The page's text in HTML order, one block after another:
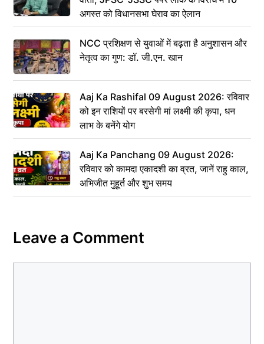
अगस्त को विधानसभा घेराव का ऐलान
NCC प्रशिक्षण से युवाओं में बढ़ता है अनुशासन और
नेतृत्व का गुण: डॉ. जी.एन. खान
Aaj Ka Rashifal 09 August 2026: रविवार
को इन राशियों पर बरसेगी मां लक्ष्मी की कृपा, धन
लाभ के बनेंगे योग
Aaj Ka Panchang 09 August 2026:
रविवार को कामदा एकादशी का व्रत, जानें राहु काल,
अभिजीत मुहूर्त और शुभ समय
Leave a Comment